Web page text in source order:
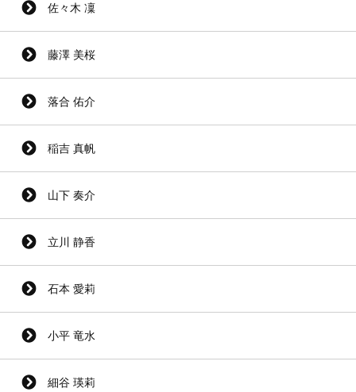
佐々木 凜
藤澤 美桜
落合 佑介
稲吉 真帆
山下 奏介
立川 静香
石本 愛莉
小平 竜水
細谷 瑛莉